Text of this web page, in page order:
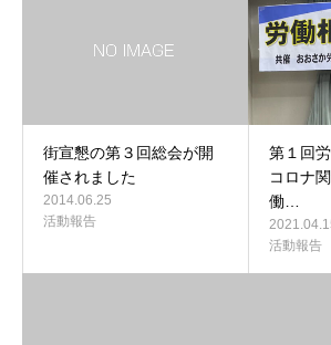
街宣懇の第３回総会が開
催されました
2014.06.25
活動報告
第１回
コロナ
働…
活動報告